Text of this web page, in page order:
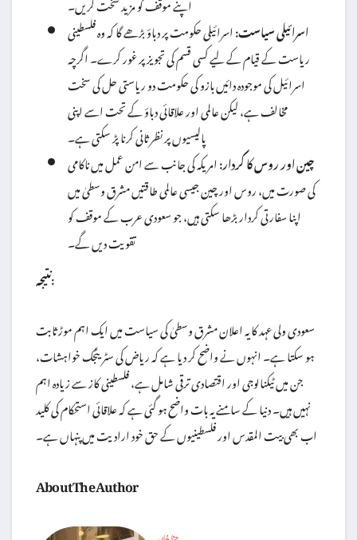
اسرائیلی سیاست:اسرائیلی حکومت پر دباؤ بڑھے گا کہ وہ فلسطینی
ریاست کے قیام کے لیے کسی قسم کی تجویز پر غور کرے۔ اگرچہ
اسرائیل کی موجودہ دائیں بازو کی حکومت دو ریاستی حل کی سخت
مخالف ہے، لیکن عالمی اور علاقائی دباؤ کے تحت اسے اپنی
پالیسیوں پر نظر ثانی کرنا پڑ سکتی ہے۔
چین اور روس کا کردار:امریکہ کی جانب سے امن عمل میں ناکامی
کی صورت میں، روس اور چین جیسی عالمی طاقتیں مشرق وسطیٰ میں
اپنا سفارتی کردار بڑھا سکتی ہیں، جو سعودی عرب کے موقف کو
تقویت دیں گے۔
نتیجہ:
سعودی ولی عہد کا یہ اعلان مشرق وسطیٰ کی سیاست میں ایک اہم موڑ ثابت
ہو سکتا ہے۔ انہوں نے واضح کر دیا ہے کہ ریاض کی سٹریٹجک خواہشات،
جن میں ٹیکنالوجی اور اقتصادی ترقی شامل ہے، فلسطینی کاز سے زیادہ اہم
نہیں ہیں۔ دنیا کے سامنے یہ بات واضح ہو گئی ہے کہ علاقائی استحکام کی کلید
اب بھی بیت المقدس اور فلسطینیوں کے حق خود ارادیت میں پنہاں ہے۔
About The Author